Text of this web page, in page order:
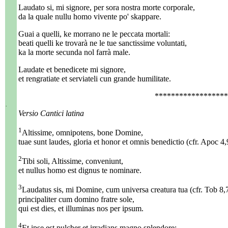
Laudato si, mi signore, per sora nostra morte corporale,
da la quale nullu homo vivente po' skappare.
Guai a quelli, ke morrano ne le peccata mortali:
beati quelli ke trovarà ne le tue sanctissime voluntati,
ka la morte secunda nol farrà male.
Laudate et benedicete mi signore,
et rengratiate et serviateli cun grande humilitate.
Versio Cantici latina
1 Altissime, omnipotens, bone Domine,
tuae sunt laudes, gloria et honor et omnis benedictio (cfr. Apoc
2Tibi soli, Altissime, conveniunt,
et nullus homo est dignus te nominare.
3Laudatus sis, mi Domine, cum universa creatura tua (cfr. Tob
principaliter cum domino fratre sole,
qui est dies, et illuminas nos per ipsum.
4